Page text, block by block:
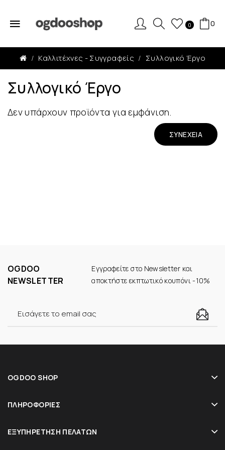
0 0
Καλλιτέχνες - Συγγραφείς Συλλογικό Έργο
Συλλογικό Έργο
Δεν υπάρχουν προϊόντα για εμφάνιση.
ΣΥΝΈΧΕΙΑ
OGDOO
NEWSLETTER
Εγγραφείτε στο Newsletter και
αποκτήστε εκπτωτικό κουπόνι -10%
OGDOO SHOP
ΠΛΗΡΟΦΟΡΊΕΣ
ΕΞΥΠΗΡΈΤΗΣΗ ΠΕΛΑΤΏΝ